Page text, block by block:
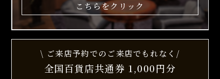
こちらをクリック
\ ご来店予約でのご来店でもれなく/
全国百貨店共通券 1,000円分